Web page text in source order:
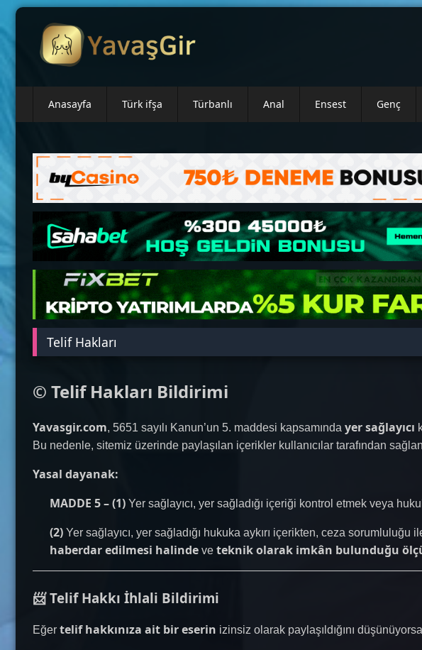
İçeriğe
Anasayfa Türk ifşa Türbanlı Anal Ensest Genç
Telif Hakları
© Telif Hakları Bildirimi
Yavasgir.com, 5651 sayılı Kanun’un 5. maddesi kapsamında yer sağlayıcı
Bu nedenle, sitemiz üzerinde paylaşılan içerikler kullanıcılar tarafından
Yasal dayanak:
MADDE 5 – (1) Yer sağlayıcı, yer sağladığı içeriği kontrol etmek veya
(2) Yer sağlayıcı, yer sağladığı hukuka aykırı içerikten, ceza
haberdar edilmesi halinde ve teknik olarak imkân bulunduğu
📨 Telif Hakkı İhlali Bildirimi
Eğer telif hakkınıza ait bir eserin izinsiz olarak paylaşıldığını